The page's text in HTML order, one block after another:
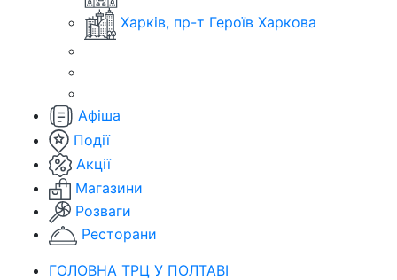
Харків, пр-т Героїв Харкова
Афіша
Події
Акції
Магазини
Розваги
Ресторани
ГОЛОВНА ТРЦ У ПОЛТАВІ